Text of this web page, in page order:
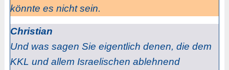
könnte es nicht sein.
Christian
Und was sagen Sie eigentlich denen, die dem
KKL und allem Israelischen ablehnend